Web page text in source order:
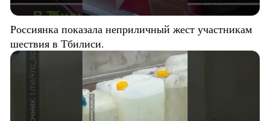
Россиянка показала неприличный жест участникам
шествия в Тбилиси.